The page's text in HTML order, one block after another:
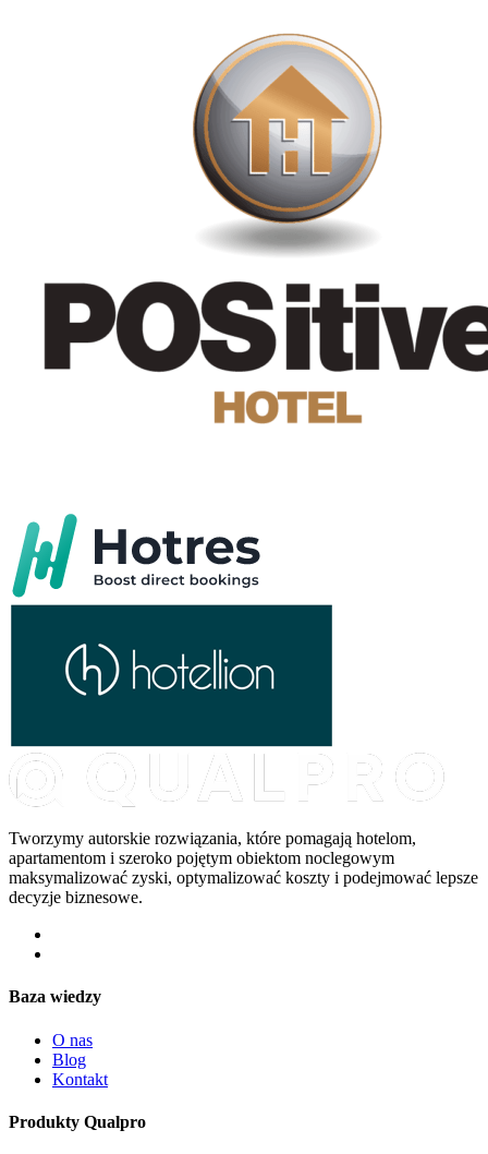
Tworzymy autorskie rozwiązania, które pomagają hotelom,
apartamentom i szeroko pojętym obiektom noclegowym
maksymalizować zyski, optymalizować koszty i podejmować lepsze
decyzje biznesowe.
Baza wiedzy
O nas
Blog
Kontakt
Produkty Qualpro